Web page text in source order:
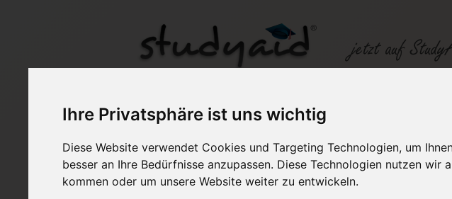
Ihre Privatsphäre ist uns wichtig
Diese Website verwendet Cookies und Targeting Technologien, um
besser an Ihre Bedürfnisse anzupassen. Diese Technologien nutzen
kommen oder um unsere Website weiter zu entwickeln.
Auf StudyAid.de verkaufen